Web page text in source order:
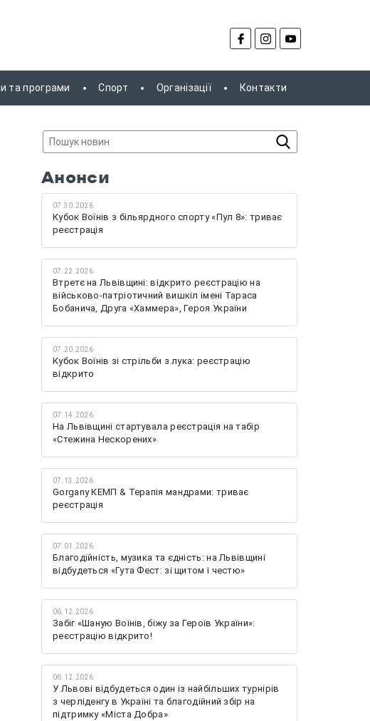
та програми Спорт Організації Контакти
Анонси
07.30.2026
Кубок Воїнів з більярдного спорту «Пул 8»: триває
реєстрація
07.22.2026
Втретє на Львівщині: відкрито реєстрацію на
військово-патріотичний вишкіл імені Тараса
Бобанича, Друга «Хаммера», Героя України
07.20.2026
Кубок Воїнів зі стрільби з лука: реєстрацію
відкрито
07.14.2026
На Львівщині стартувала реєстрація на табір
«Стежина Нескорених»
07.13.2026
Gorgany КЕМП & Терапія мандрами: триває
реєстрація
07.01.2026
Благодійність, музика та єдність: на Львівщині
відбудеться «Гута Фест: зі щитом і честю»
06.12.2026
Забіг «Шаную Воїнів, біжу за Героїв України»:
реєстрацію відкрито!
06.12.2026
У Львові відбудеться один із найбільших турнірів
з черліденгу в Україні та благодійний збір на
підтримку «Міста Добра»